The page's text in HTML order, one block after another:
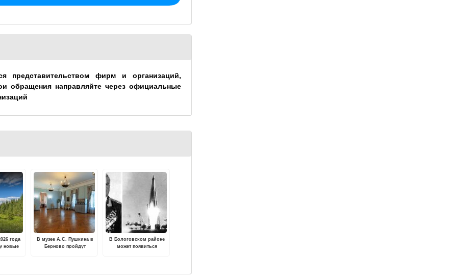
представительством фирм и организаций,
обращения направляйте через официальные
года
новые
В музее А.С. Пушкина в
Берново пройдут
В Бологовском районе
может появиться